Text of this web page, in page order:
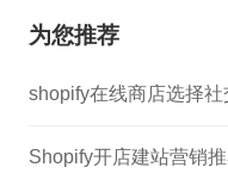
为您推荐
shopify在线商店选择